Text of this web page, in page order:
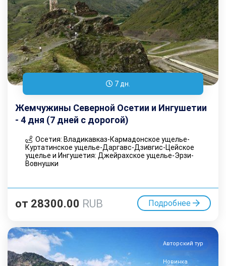
7 дн.
Жемчужины Северной Осетии и Ингушетии
- 4 дня (7 дней с дорогой)
Осетия: Владикавказ-Кармадонское ущелье-
Куртатинское ущелье-Даргавс-Дзивгис-Цейское
ущелье и Ингушетия: Джейрахское ущелье-Эрзи-
Вовнушки
от 28300.00 RUB Подробнее
Авторский тур
Новинка